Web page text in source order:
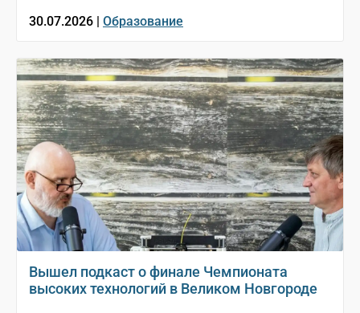
30.07.2026 | Образование
Вышел подкаст о финале Чемпионата
высоких технологий в Великом Новгороде